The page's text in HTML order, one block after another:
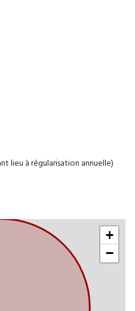
lieu à régularisation annuelle)
+
−